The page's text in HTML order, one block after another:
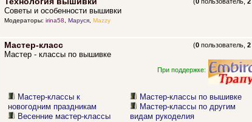
Советы и особенности вышивки
Модераторы: irina58, Маруся, Mazzy
Мастер-класс (0 пользователь,2
Мастер - классы по вышивке
При поддержке:
Мастер-классы к
новогодним праздникам
Весенние мастер-классы
Мастер-классы по вышивке
Мастер-классы по другим
видам рукоделия